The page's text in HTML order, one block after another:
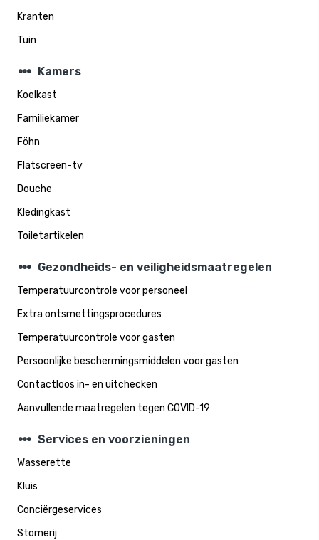
Kranten
Tuin
steppers Kamers
Koelkast
Familiekamer
Föhn
Flatscreen-tv
Douche
Kledingkast
Toiletartikelen
steppers Gezondheids- en veiligheidsmaatregelen
Temperatuurcontrole voor personeel
Extra ontsmettingsprocedures
Temperatuurcontrole voor gasten
Persoonlijke beschermingsmiddelen voor gasten
Contactloos in- en uitchecken
Aanvullende maatregelen tegen COVID-19
steppers Services en voorzieningen
Wasserette
Kluis
Conciërgeservices
Stomerij